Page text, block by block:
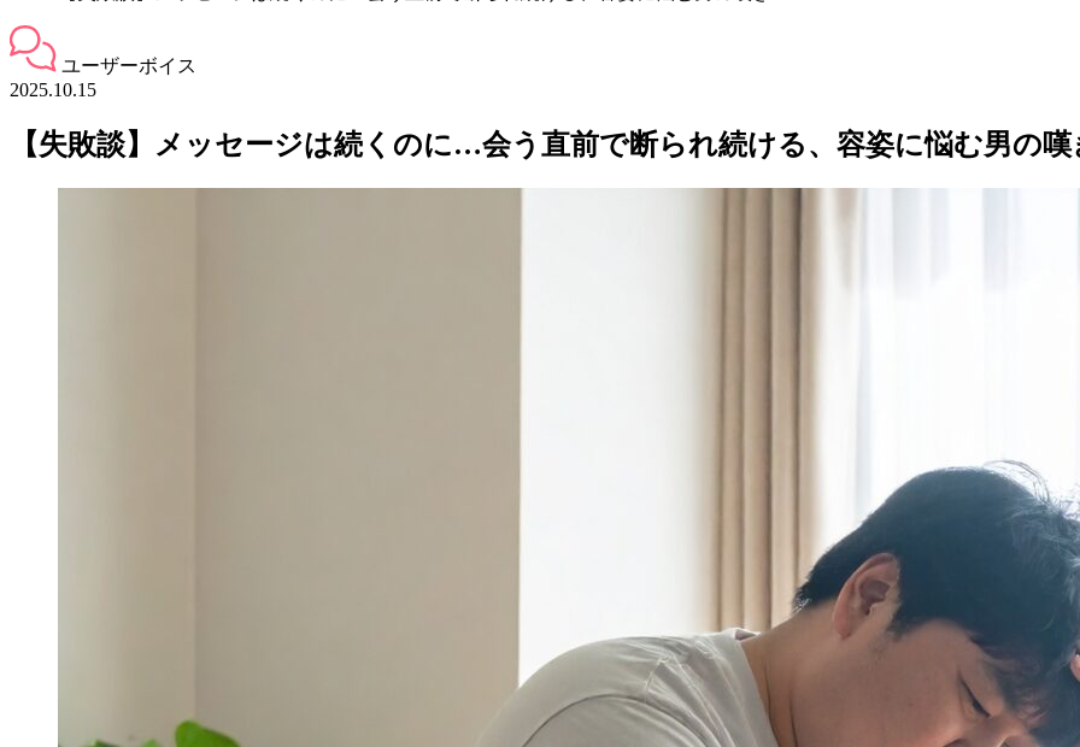
ユーザーボイス
2025.10.15
【失敗談】メッセージは続くのに…会う直前で断られ続ける、容姿に悩む男の嘆